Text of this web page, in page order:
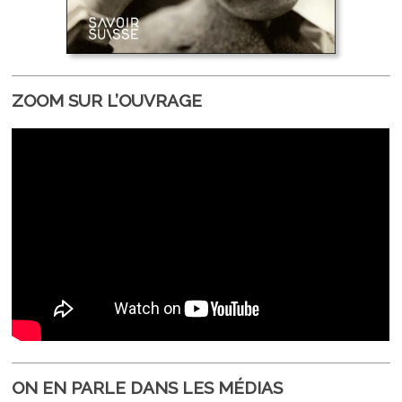
ZOOM SUR L’OUVRAGE
ON EN PARLE DANS LES MÉDIAS